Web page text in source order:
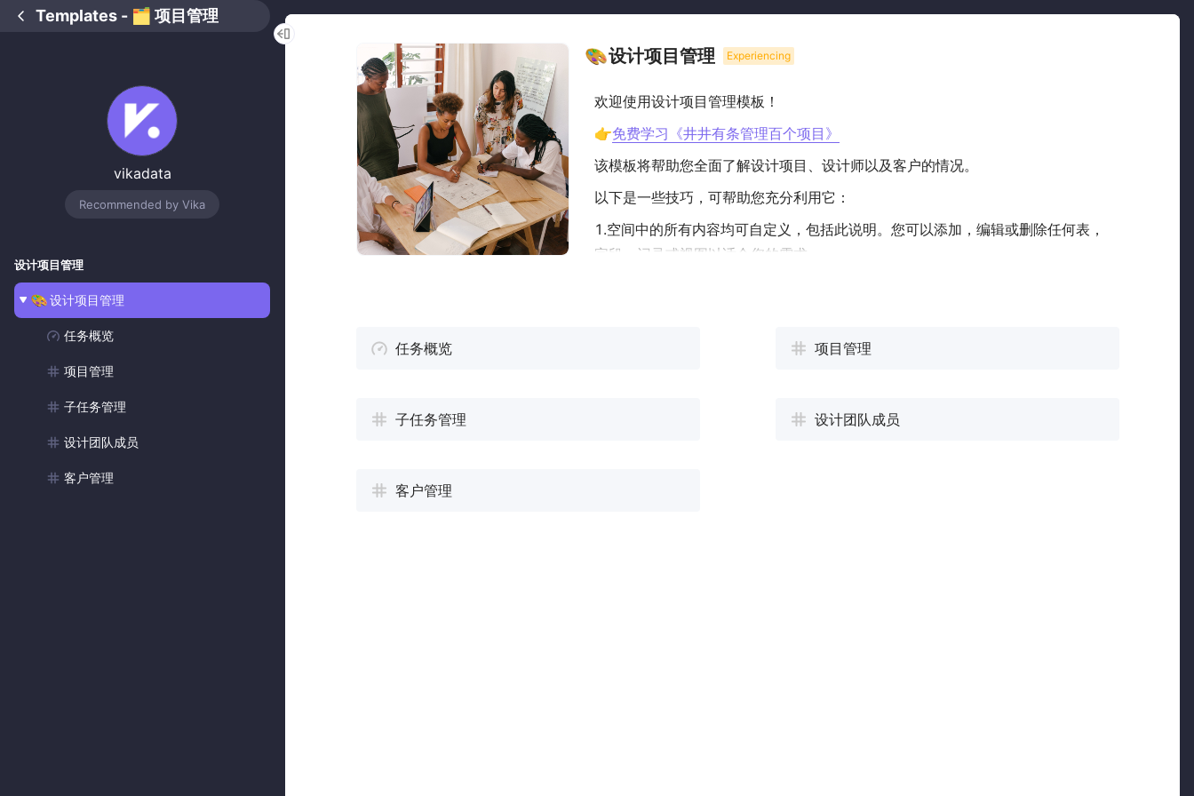
Templates - 🗂 项目管理
vikadata
Recommended by Vika
设计项目管理
设计项目管理
任务概览
项目管理
子任务管理
设计团队成员
客户管理
设计项目管理 Experiencing
欢迎使用设计项目管理模板！
👉免费学习《井井有条管理百个项目》
该模板将帮助您全面了解设计项目、设计师以及客户的情况。
以下是一些技巧，可帮助您充分利用它：
1.空间中的所有内容均可自定义，包括此说明。您可以添加，编辑或删除任何表，
字段，记录或视图以适合您的需求。
3.每个项目都通过“项目负责人”字段链接到设计师。设计团队成员表保存了公司每
4.同时，每个项目都通过“客户”字段链接到每个客户。客户管理系统保存了每个客
任务概览 项目管理
子任务管理 设计团队成员
客户管理